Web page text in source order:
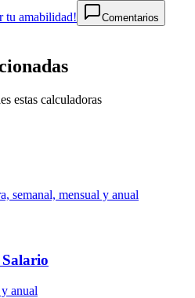
tu amabilidad!
Comentarios
estas calculadoras
semanal, mensual y anual
anual